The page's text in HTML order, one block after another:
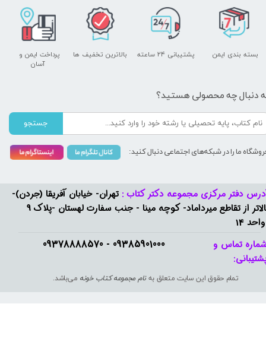
09385901000 - 09378888570​​​​​​​
دفتر مرکزی مجموعه دکتر کتاب : تهران- خیابان آفریقا (جردن)-
بالاتر از تقاطع میرداماد- کوچه مینا - جنب سفارت لهستان -پلاک 9
14
تمام حقوق این سایت متعلق بهنام مجموعه کتاب خونه می‌باشد.
تماس و
پشتیبانی ۲۴ ساعته
پرداخت ایمن و ​​​​​​​
آسان
بسته بندی ایمن بالاترین تخفیف ها
دنبال چه محصولی هستید؟
جستجو
ما را در شبکه‌های اجتماعی دنبال کنید: